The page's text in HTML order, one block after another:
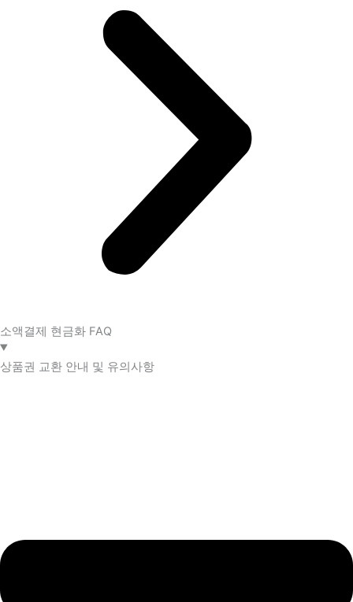
소액결제 현금화 FAQ​
상품권 교환 안내 및 유의사항